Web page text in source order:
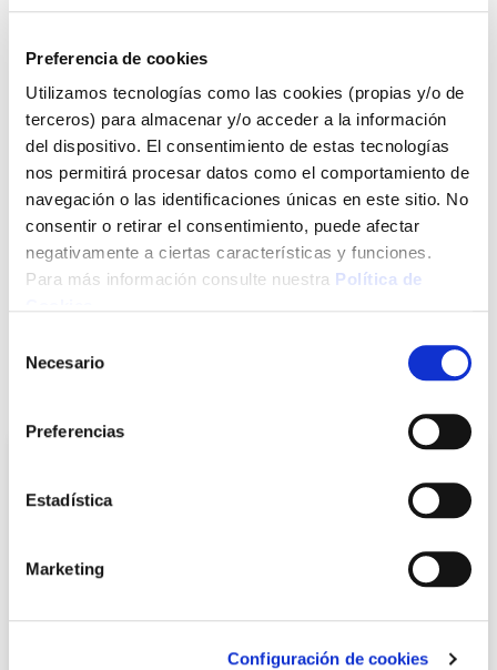
Preferencia de cookies
Utilizamos tecnologías como las cookies (propias y/o de
terceros) para almacenar y/o acceder a la información
del dispositivo. El consentimiento de estas tecnologías
nos permitirá procesar datos como el comportamiento de
navegación o las identificaciones únicas en este sitio. No
consentir o retirar el consentimiento, puede afectar
negativamente a ciertas características y funciones.
Para más información consulte nuestra Política de
Necesario
Preferencias
Estadística
Marketing
Configuración de cookies
Click&Collect - Recogida gratis
en nuestras tiendas
Envío a domicilio:
5 días hábiles
+ INFO